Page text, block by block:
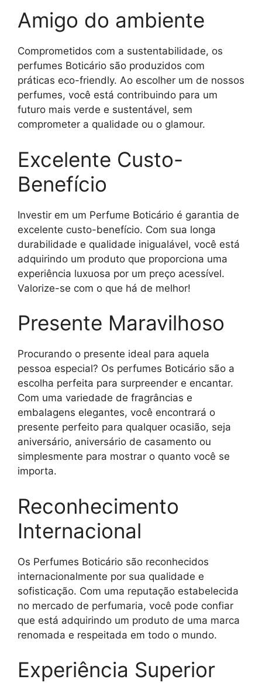
Amigo do ambiente
Comprometidos com a sustentabilidade, os
perfumes Boticário são produzidos com
práticas eco-friendly. Ao escolher um de nossos
perfumes, você está contribuindo para um
futuro mais verde e sustentável, sem
comprometer a qualidade ou o glamour.
Excelente Custo-
Benefício
Investir em um Perfume Boticário é garantia de
excelente custo-benefício. Com sua longa
durabilidade e qualidade inigualável, você está
adquirindo um produto que proporciona uma
experiência luxuosa por um preço acessível.
Valorize-se com o que há de melhor!
Presente Maravilhoso
Procurando o presente ideal para aquela
pessoa especial? Os perfumes Boticário são a
escolha perfeita para surpreender e encantar.
Com uma variedade de fragrâncias e
embalagens elegantes, você encontrará o
presente perfeito para qualquer ocasião, seja
aniversário, aniversário de casamento ou
simplesmente para mostrar o quanto você se
importa.
Reconhecimento
Internacional
Os Perfumes Boticário são reconhecidos
internacionalmente por sua qualidade e
sofisticação. Com uma reputação estabelecida
no mercado de perfumaria, você pode confiar
que está adquirindo um produto de uma marca
renomada e respeitada em todo o mundo.
Experiência Superior